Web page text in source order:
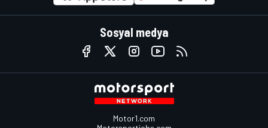
Sosyal medya
Motor1.com